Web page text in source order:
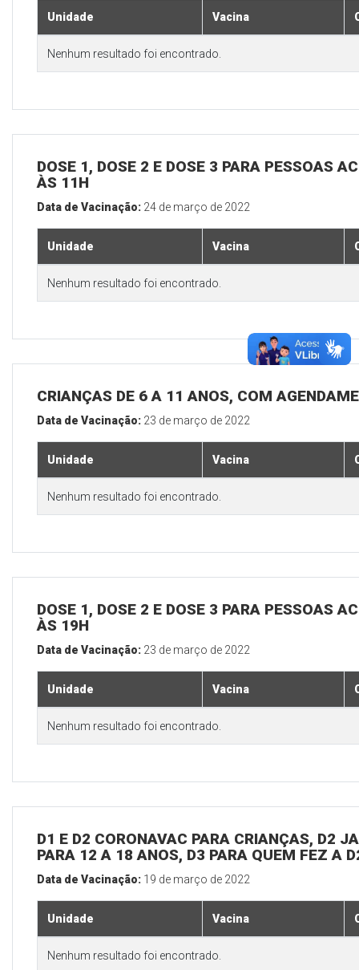
Unidade Vacina
Nenhum resultado foi encontrado.
DOSE 1, DOSE 2 E DOSE 3 PARA PESSOAS
ÀS 11H
Data de Vacinação: 24 de março de 2022
Unidade Vacina
Nenhum resultado foi encontrado.
CRIANÇAS DE 6 A 11 ANOS, COM
Data de Vacinação: 23 de março de 2022
Unidade Vacina
Nenhum resultado foi encontrado.
DOSE 1, DOSE 2 E DOSE 3 PARA PESSOAS
ÀS 19H
Data de Vacinação: 23 de março de 2022
Unidade Vacina
Nenhum resultado foi encontrado.
D1 E D2 CORONAVAC PARA CRIANÇAS, D2
PARA 12 A 18 ANOS, D3 PARA QUEM FEZ A
Data de Vacinação: 19 de março de 2022
Unidade Vacina
Nenhum resultado foi encontrado.